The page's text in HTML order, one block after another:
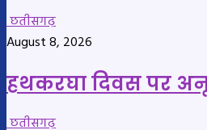
छतीसगढ़
August 8, 2026
हथकरघा दिवस पर
छतीसगढ़